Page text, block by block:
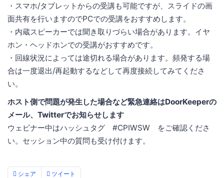
・スマホ/タブレットからの受講も可能ですが、スライドの画
面共有を行いますのでPCでの受講をおすすめします。
・内蔵スピーカーでは聞き取りづらい場合があります。イヤ
ホン・ヘッドホンでの受講がおすすめです。
・回線状況によっては途切れる場合があります。頻発する場
合は一度退出/再起動するなどして再度接続してみてくださ
い。
ホスト側で問題が発生した場合など緊急連絡はDoorKeeperの
メール、Twitterでお知らせします
ウェビナー中はハッシュタグ #CPIWSW をご確認くださ
い。セッション中の質問も受け付けます。
シェア ツイート